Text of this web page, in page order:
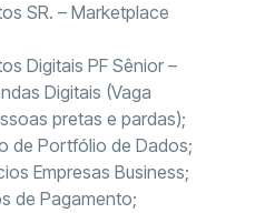
SR. – Marketplace
Digitais PF Sênior –
Digitais (Vaga
pretas e pardas);
de Portfólio de Dados;
Empresas Business;
de Pagamento;